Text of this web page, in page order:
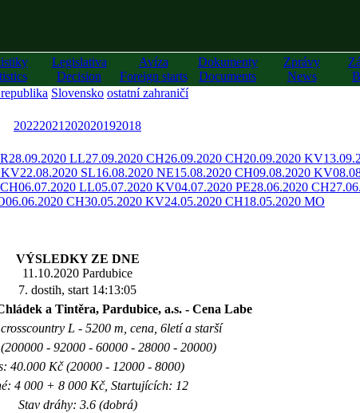
Legislativa
Decision
Avíza
Foreign starts
Dokumenty
Documents
Zprávy
News
Slovensko ostatní zahraničí
20222021 202020192018
28.09.2020 LL27.09.2020 CH26.09.2020 CH20.09.2020 KV
KV22.08.2020 SL16.08.2020 NE15.08.2020 CH09.08.2020 KV
06.07.2020 LL05.07.2020 KV04.07.2020 PE28.06.2020 CH
06.06.2020 CH30.05.2020 KV24.05.2020 CH18.05.2020 MO
VÝSLEDKY ZE DNE
11.10.2020 Pardubice
7. dostih, start 14:13:05
a Tintěra, Pardubice, a.s. - Cena Labe
crosscountry L - 5200 m, cena, 6letí a starší
- 92000 - 60000 - 28000 - 20000)
40.000 Kč (20000 - 12000 - 8000)
4 000 + 8 000 Kč, Startujících: 12
Stav dráhy: 3.6 (dobrá)